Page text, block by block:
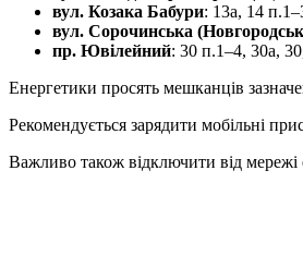
вул. Козака Бабури: 13а, 14
вул. Сорочинська
пр. Ювілейний: 30 п.1–4, 30а,
Енергетики просять мешканців
Рекомендується зарядити мобільні
Важливо також відключити від мережі